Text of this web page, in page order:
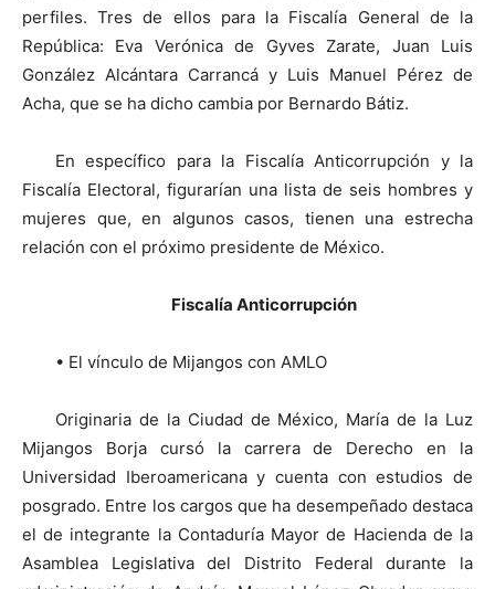
perfiles. Tres de ellos para la Fiscalía General de la
República: Eva Verónica de Gyves Zarate, Juan Luis
González Alcántara Carrancá y Luis Manuel Pérez de
Acha, que se ha dicho cambia por Bernardo Bátiz.
En específico para la Fiscalía Anticorrupción y la
Fiscalía Electoral, figurarían una lista de seis hombres y
mujeres que, en algunos casos, tienen una estrecha
relación con el próximo presidente de México.
Fiscalía Anticorrupción
• El vínculo de Mijangos con AMLO
Originaria de la Ciudad de México, María de la Luz
Mijangos Borja cursó la carrera de Derecho en la
Universidad Iberoamericana y cuenta con estudios de
posgrado. Entre los cargos que ha desempeñado destaca
el de integrante la Contaduría Mayor de Hacienda de la
Asamblea Legislativa del Distrito Federal durante la